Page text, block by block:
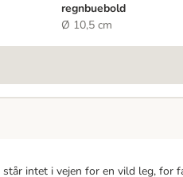
regnbuebold
Ø 10,5 cm
står intet i vejen for en vild leg, for